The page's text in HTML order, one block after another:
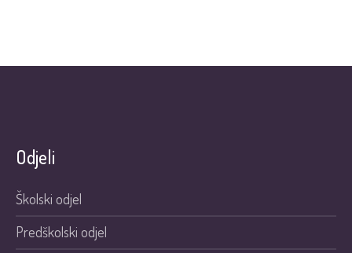
Odjeli
Školski odjel
Predškolski odjel